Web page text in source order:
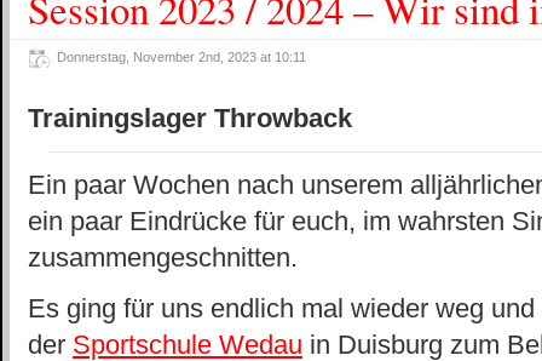
Donnerstag, November 2nd, 2023 at 10:11
Trainingslager Throwback
Ein paar Wochen nach unserem
ein paar Eindrücke für euch, im wahrsten
zusammengeschnitten.
Es ging für uns endlich mal wieder weg
der Sportschule Wedau in Duisburg zum